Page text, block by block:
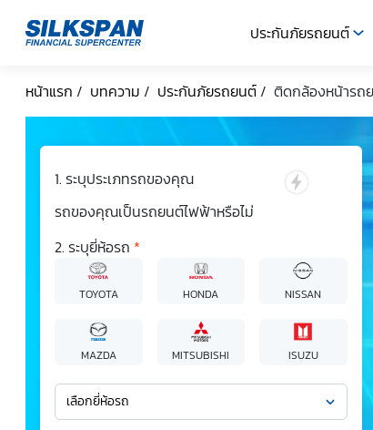
ประกันภัยรถยนต์
หน้าแรก / บทความ / ประกันภัยรถยนต์ / ติดกล้องหน้ารถ
ระบุประเภทรถของคุณ
รถของคุณเป็นรถยนต์ไฟฟ้าหรือไม่
ระบุยี่ห้อรถ *
TOYOTA HONDA NISSAN
MAZDA MITSUBISHI ISUZU
เลือกยี่ห้อรถ